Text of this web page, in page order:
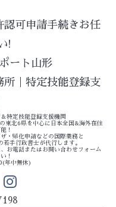
認可申請手続きお任
!
ート山形
所｜特定技能登録支
特定技能登録支援機関
東北6県を中心に日本全国&海外在住
！
・帰化申請などの国際業務と
手行政書士が代行します。
お電話またはお問い合わせフォーム
！
年中無休)